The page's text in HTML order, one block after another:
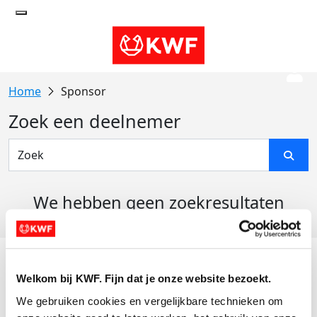
Welkom bij KWF. Fijn dat je onze website bezoekt.
We gebruiken cookies en vergelijkbare technieken om
Sponsor
Zoek een deelnemer
We hebben geen zoekresultaten
Actiematerialen
Evenementen